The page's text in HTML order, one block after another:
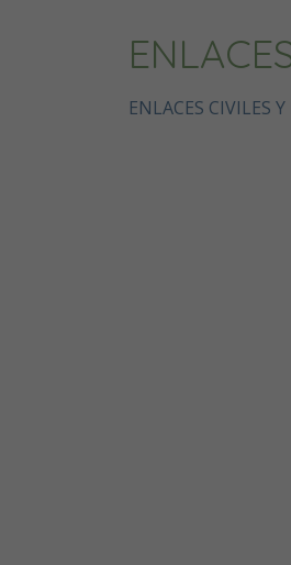
ENLACES CIVILES